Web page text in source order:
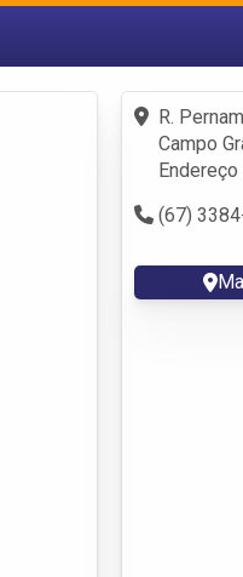
Fazer
Criar conta
R.
Campo
(67)